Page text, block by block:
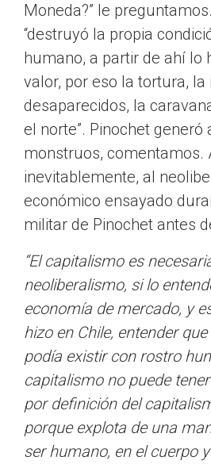
Moneda?” le
“destruyó la propia
humano, a partir de ahí lo
valor, por eso la tortura,
desaparecidos, la
el norte”. Pinochet generó
monstruos, comentamos.
inevitablemente, al
económico ensayado
militar de Pinochet antes
“El capitalismo es
neoliberalismo, si lo
economía de mercado, y
hizo en Chile, entender
podía existir con rostro
capitalismo no puede
por definición del
porque explota de una
ser humano, en el cuerpo